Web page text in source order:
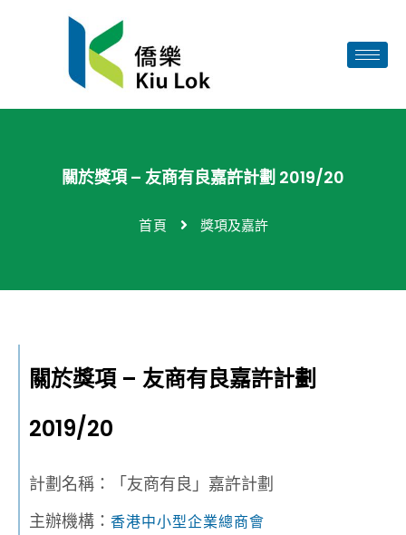
關於獎項 – 友商有良嘉許計劃 2019/20
首頁 獎項及嘉許
關於獎項 – 友商有良嘉許計劃
2019/20
計劃名稱：「友商有良」嘉許計劃
主辦機構： 香港中小型企業總商會